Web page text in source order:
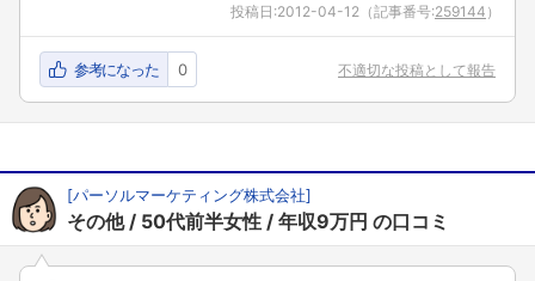
投稿日:2012-04-12 （記事番号:259144 ）
参考になった 0 不適切な投稿として報告
[パーソルマーケティング株式会社]
その他 50代前半女性 年収9万円 の口コミ